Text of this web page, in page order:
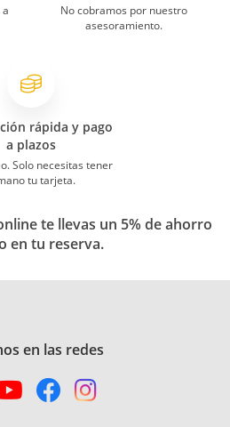
No cobramos por nuestro
asesoramiento.
rápida y pago
a plazos
Solo necesitas tener
tu tarjeta.
te llevas un 5% de ahorro
en tu reserva.
en las redes